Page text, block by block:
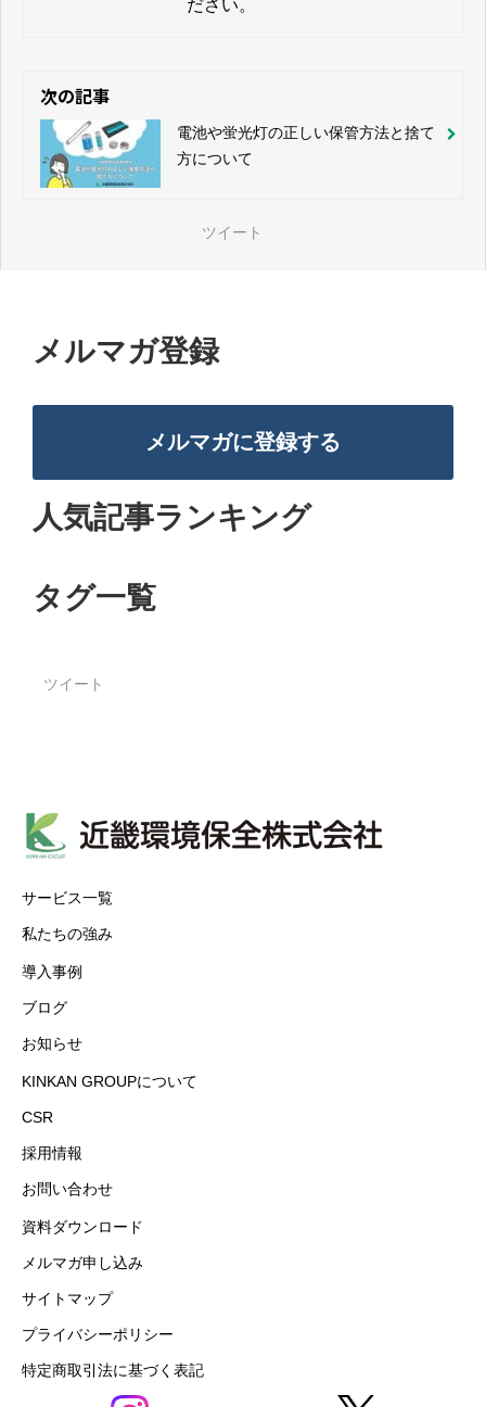
次の記事
電池や蛍光灯の正しい保管方法と捨て
方について
ツイート
メルマガ登録
メルマガに登録する
人気記事ランキング
タグ一覧
ツイート
サービス一覧
私たちの強み
導入事例
ブログ
お知らせ
KINKAN GROUPについて
CSR
採用情報
お問い合わせ
資料ダウンロード
メルマガ申し込み
サイトマップ
プライバシーポリシー
特定商取引法に基づく表記